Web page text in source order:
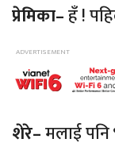
प्रेमिका–हँ !
शेरे–मलाई पनि